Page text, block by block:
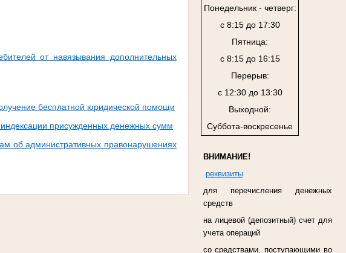
Понедельник - четверг:
с 8:15 до 17:30
Пятница:
с 8:15 до 16:15
Перерыв:
с 12:30 до 13:30
Выходной:
Суббота-воскресенье
ВНИМАНИЕ!
реквизиты
для перечисления денежных
средств
на лицевой (депозитный) счет для
учета операций
со средствами, поступающими во
от навязывания дополнительных
бесплатной юридической помощи
присужденных денежных сумм
об административных правонарушениях